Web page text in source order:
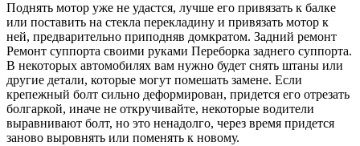
Поднять мотор уже не удастся, лучше его привязать к балке
или поставить на стекла перекладину и привязать мотор к
ней, предварительно приподняв домкратом. Задний ремонт
Ремонт суппорта своими руками Переборка заднего суппорта.
В некоторых автомобилях вам нужно будет снять штаны или
другие детали, которые могут помешать замене. Если
крепежный болт сильно деформирован, придется его отрезать
болгаркой, иначе не откручивайте, некоторые водители
выравнивают болт, но это ненадолго, через время придется
заново выровнять или поменять к новому.